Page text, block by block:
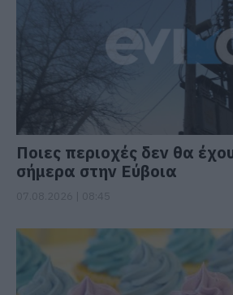
Ποιες περιοχές δεν θα
σήμερα στην Εύβοια